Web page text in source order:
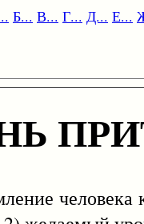
Б... В... Г... Д... Е...
человека к